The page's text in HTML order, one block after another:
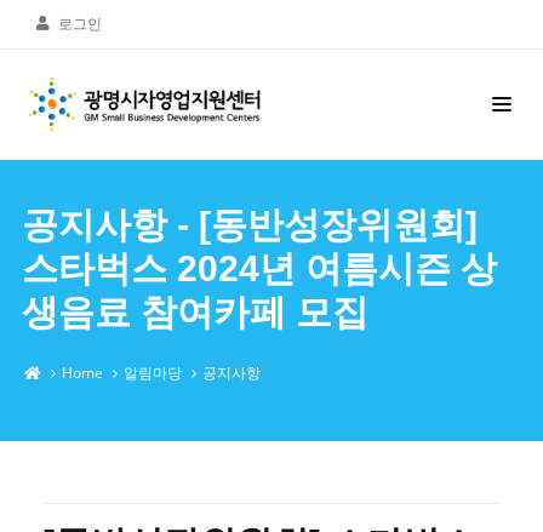
로그인
공지사항 - [동반성장위원회]
스타벅스 2024년 여름시즌 상
생음료 참여카페 모집
Home 알림마당 공지사항